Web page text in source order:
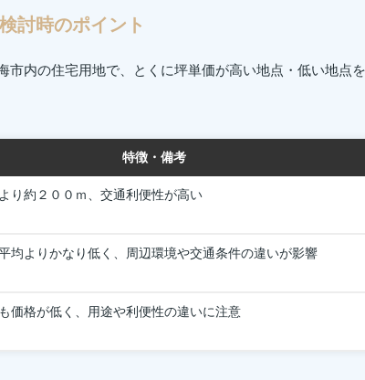
討時のポイント
内の住宅用地で、とくに坪単価が高い地点・低い地点を
特徴・備考
り約２００ｍ、交通利便性が高い
均よりかなり低く、周辺環境や交通条件の違いが影響
価格が低く、用途や利便性の違いに注意